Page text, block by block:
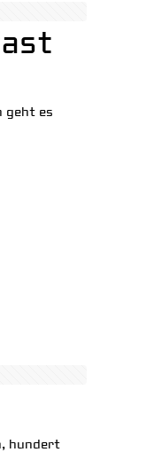
geht es
hundert